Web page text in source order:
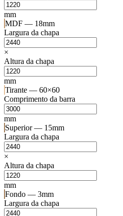
mm
MDF — 18mm
Largura da chapa
×
Altura da chapa
mm
Tirante — 60×60
Comprimento da barra
mm
Superior — 15mm
Largura da chapa
×
Altura da chapa
mm
Fondo — 3mm
Largura da chapa